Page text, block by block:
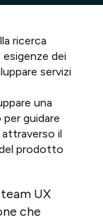
ricerca
dei
servizi
una
guidare
attraverso il
prodotto
UX
che